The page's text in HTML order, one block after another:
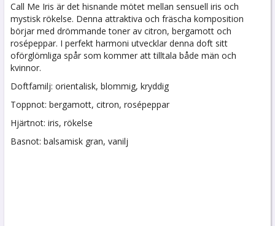
Call Me Iris är det hisnande mötet mellan sensuell iris och
mystisk rökelse. Denna attraktiva och fräscha komposition
börjar med drömmande toner av citron, bergamott och
rosépeppar. I perfekt harmoni utvecklar denna doft sitt
oförglömliga spår som kommer att tilltala både män och
kvinnor.
Doftfamilj: orientalisk, blommig, kryddig
Toppnot: bergamott, citron, rosépeppar
Hjärtnot: iris, rökelse
Basnot: balsamisk gran, vanilj